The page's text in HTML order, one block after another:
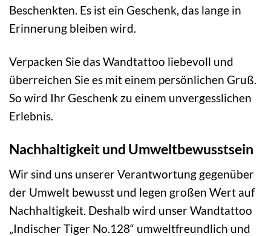
Beschenkten. Es ist ein Geschenk, das lange in
Erinnerung bleiben wird.
Verpacken Sie das Wandtattoo liebevoll und
überreichen Sie es mit einem persönlichen Gruß.
So wird Ihr Geschenk zu einem unvergesslichen
Erlebnis.
Nachhaltigkeit und Umweltbewusstsein
Wir sind uns unserer Verantwortung gegenüber
der Umwelt bewusst und legen großen Wert auf
Nachhaltigkeit. Deshalb wird unser Wandtattoo
„Indischer Tiger No.128“ umweltfreundlich und